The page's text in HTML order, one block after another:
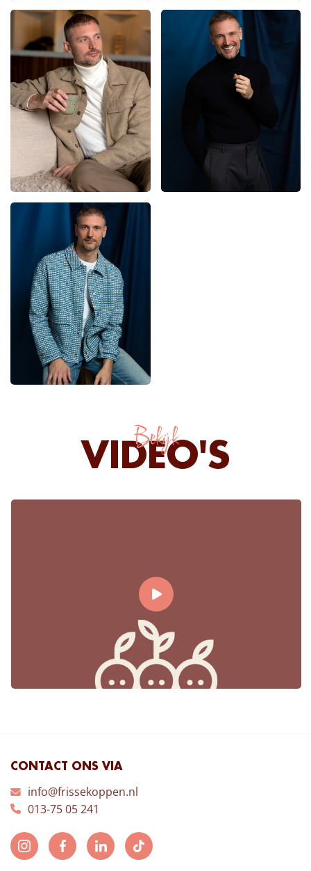
Bekijk
VIDEO'S
CONTACT ONS VIA
info@frissekoppen.nl
013-75 05 241